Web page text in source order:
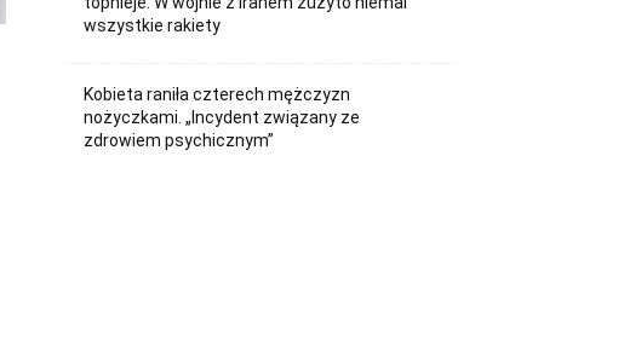
wszystkie rakiety
Kobieta raniła czterech mężczyzn
nożyczkami. „Incydent związany ze
zdrowiem psychicznym”